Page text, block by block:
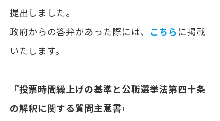
提出しました。
政府からの答弁があった際には、 こちら に掲載
いたします。
『投票時間繰上げの基準と公職選挙法第四十条
の解釈に関する質問主意書』